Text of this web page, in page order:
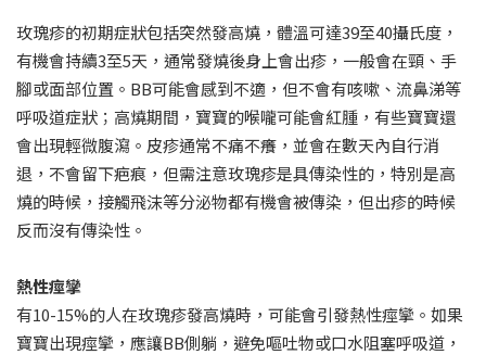
玫瑰疹的初期症狀包括突然發高燒，體溫可達39至40攝氏度，
有機會持續3至5天，通常發燒後身上會出疹，一般會在頸、手
腳或面部位置。BB可能會感到不適，但不會有咳嗽、流鼻涕等
呼吸道症狀；高燒期間，寶寶的喉嚨可能會紅腫，有些寶寶還
會出現輕微腹瀉。皮疹通常不痛不癢，並會在數天內自行消
退，不會留下疤痕，但需注意玫瑰疹是具傳染性的，特別是高
燒的時候，接觸飛沫等分泌物都有機會被傳染，但出疹的時候
反而沒有傳染性。
熱性痙攣
有10-15%的人在玫瑰疹發高燒時，可能會引發熱性痙攣。如果
寶寶出現痙攣，應讓BB側躺，避免嘔吐物或口水阻塞呼吸道，